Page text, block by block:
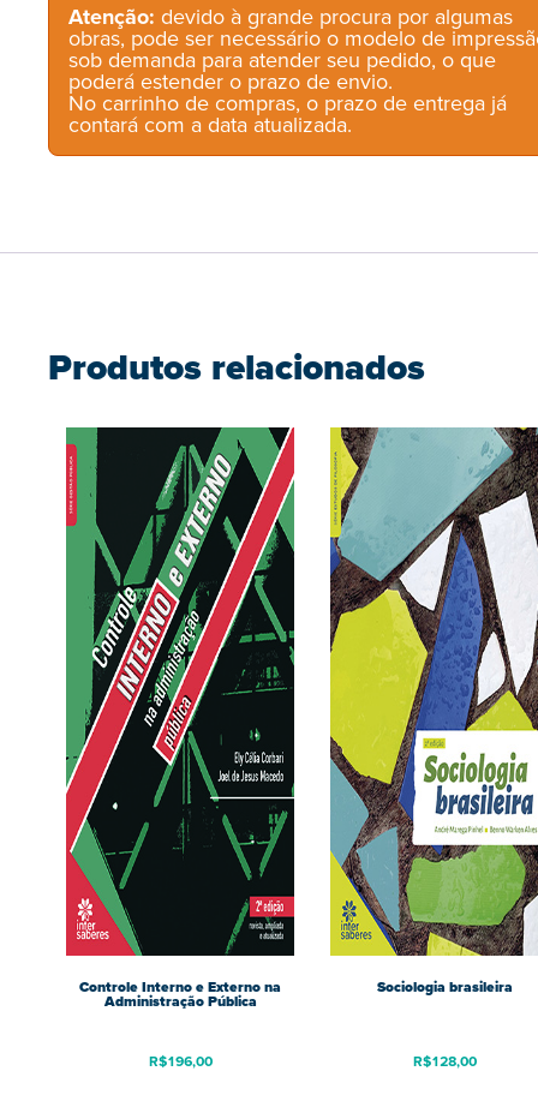
Atenção: devido à grande procura por algumas
obras, pode ser necessário o modelo de
sob demanda para atender seu pedido, o que
poderá estender o prazo de envio.
No carrinho de compras, o prazo de entrega já
contará com a data atualizada.
Produtos relacionados
Controle Interno e Externo na
Administração Pública
R$196,00
Sociologia brasileira
R$128,00